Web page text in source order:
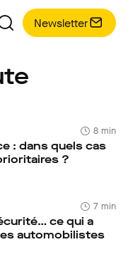
Newsletter
8 min
: dans quels cas
?
7 min
ce qui a
automobilistes